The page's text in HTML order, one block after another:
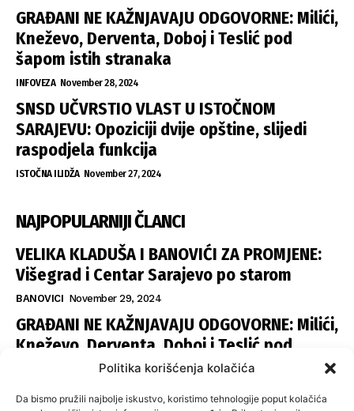
Politika korišćenja kolačića
Da bismo pružili najbolje iskustvo, koristimo tehnologije poput kolačića
GRAĐANI NE KAŽNJAVAJU ODGOVORNE: Milići,
Kneževo, Derventa, Doboj i Teslić pod
šapom istih stranaka
INFOVEZA November 28, 2024
SNSD UČVRSTIO VLAST U ISTOČNOM
SARAJEVU: Opoziciji dvije opštine, slijedi
raspodjela funkcija
ISTOČNA ILIDŽA November 27, 2024
NAJPOPULARNIJI ČLANCI
VELIKA KLADUŠA I BANOVIĆI ZA PROMJENE:
Višegrad i Centar Sarajevo po starom
BANOVICI November 29, 2024
GRAĐANI NE KAŽNJAVAJU ODGOVORNE: Milići,
Kneževo, Derventa, Doboj i Teslić pod
šapom istih stranaka